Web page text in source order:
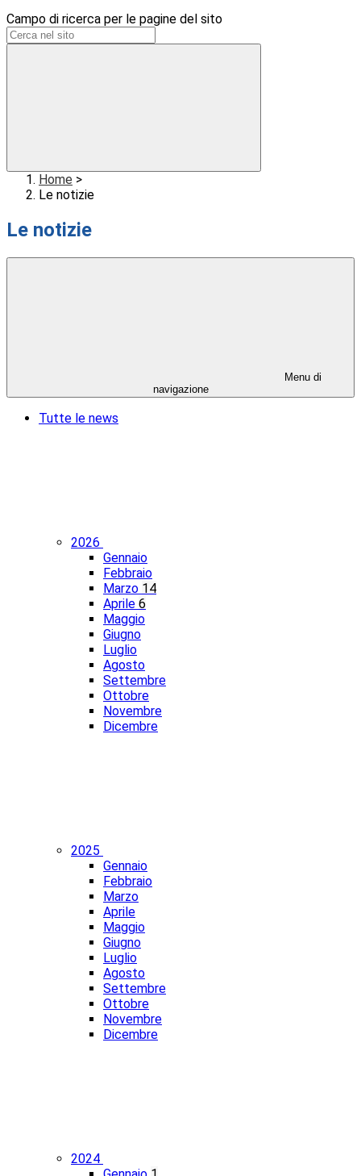
Campo di ricerca per le pagine del sito
Home >
Le notizie
Le notizie
Menu di
navigazione
Tutte le news
2026
Gennaio
Febbraio
Marzo 14
Aprile 6
Maggio
Giugno
Luglio
Agosto
Settembre
Ottobre
Novembre
Dicembre
2025
Gennaio
Febbraio
Marzo
Aprile
Maggio
Giugno
Luglio
Agosto
Settembre
Ottobre
Novembre
Dicembre
2024